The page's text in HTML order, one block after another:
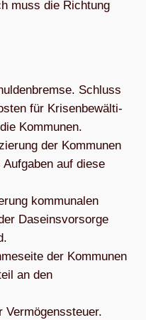
muss die Rich­tung
Schluss
für Kri­sen­be­wäl­ti­
Kommunen.
der Kom­mu­nen
auf diese
kom­mu­na­len
Daseins­vor­sorge
der Kom­mu­nen
an den
Ver­mö­gens­steuer.